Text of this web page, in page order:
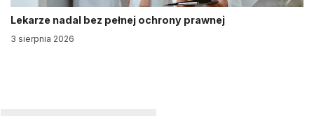
Lekarze nadal bez pełnej ochrony prawnej
3 sierpnia 2026